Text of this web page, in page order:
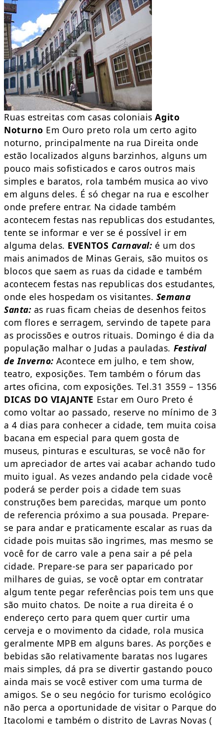
Ruas estreitas com casas coloniaisAgito
Noturno Em Ouro preto rola um certo agito
noturno, principalmente na rua Direita onde
estão localizados alguns barzinhos, alguns um
pouco mais sofisticados e caros outros mais
simples e baratos, rola também musica ao vivo
em alguns deles. É só chegar na rua e escolher
onde prefere entrar. Na cidade também
acontecem festas nas republicas dos estudantes,
tente se informar e ver se é possível ir em
alguma delas. EVENTOS Carnaval: é um dos
mais animados de Minas Gerais, são muitos os
blocos que saem as ruas da cidade e também
acontecem festas nas republicas dos estudantes,
onde eles hospedam os visitantes. Semana
Santa: as ruas ficam cheias de desenhos feitos
com flores e serragem, servindo de tapete para
as procissões e outros rituais. Domingo é dia da
população malhar o Judas a pauladas. Festival
de Inverno: Acontece em julho, e tem show,
teatro, exposições. Tem também o fórum das
artes oficina, com exposições. Tel.31 3559 – 1356
DICAS DO VIAJANTE Estar em Ouro Preto é
como voltar ao passado, reserve no mínimo de 3
a 4 dias para conhecer a cidade, tem muita coisa
bacana em especial para quem gosta de
museus, pinturas e esculturas, se você não for
um apreciador de artes vai acabar achando tudo
muito igual. As vezes andando pela cidade você
poderá se perder pois a cidade tem suas
construções bem parecidas, marque um ponto
de referencia próximo a sua pousada. Prepare-
se para andar e praticamente escalar as ruas da
cidade pois muitas são ingrimes, mas mesmo se
você for de carro vale a pena sair a pé pela
cidade. Prepare-se para ser paparicado por
milhares de guias, se você optar em contratar
algum tente pegar referências pois tem uns que
são muito chatos. De noite a rua direita é o
endereço certo para quem quer curtir uma
cerveja e o movimento da cidade, rola musica
geralmente MPB em alguns bares. As porções e
bebidas são relativamente baratas nos lugares
mais simples, dá pra se divertir gastando pouco
ainda mais se você estiver com uma turma de
amigos. Se o seu negócio for turismo ecológico
não perca a oportunidade de visitar o Parque do
Itacolomi e também o distrito de Lavras Novas (